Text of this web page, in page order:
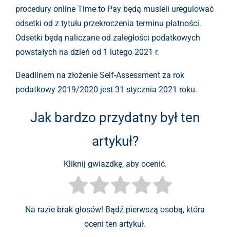
procedury online Time to Pay będą musieli uregulować
odsetki od z tytułu przekroczenia terminu płatności.
Odsetki będą naliczane od zaległości podatkowych
powstałych na dzień od 1 lutego 2021 r.
Deadlinem na złożenie Self-Assessment za rok
podatkowy 2019/2020 jest 31 stycznia 2021 roku.
Jak bardzo przydatny był ten
artykuł?
Kliknij gwiazdkę, aby ocenić.
Na razie brak głosów! Bądź pierwszą osobą, która
oceni ten artykuł.